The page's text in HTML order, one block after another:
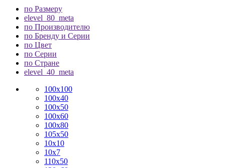
по Размеру
elevel_80_meta
по Производителю
по Бренду и Серии
по Цвет
по Серии
по Стране
elevel_40_meta
100х100
100х40
100х50
100х60
100х80
105х50
10х10
10х7
110х50